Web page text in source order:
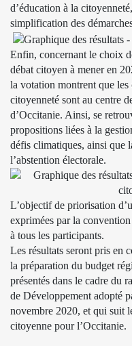
d’éducation à la
simplification des
Enfin, concernant le choix
débat citoyen à mener en
la votation montrent que les
citoyenneté sont au centre
d’Occitanie. Ainsi, se
propositions liées à la
défis climatiques, ainsi que
l’abstention électorale.
L’objectif de priorisation
exprimées par la
à tous les participants.
Les résultats seront pris en
la préparation du budget
présentés dans le cadre du
de Développement adopté
novembre 2020, et qui suit
citoyenne pour l’Occitanie.